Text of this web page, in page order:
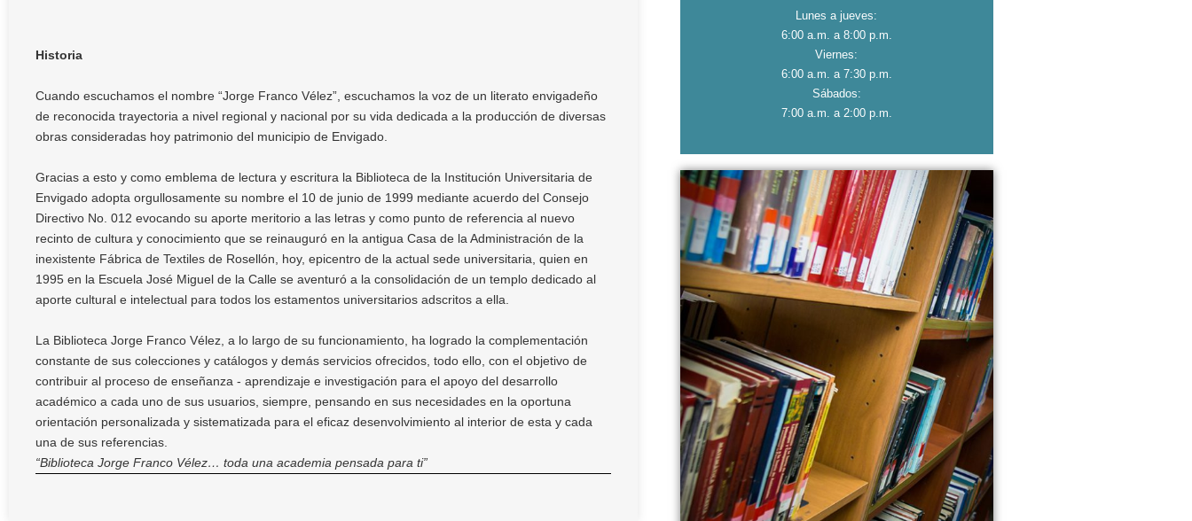
Historia
Cuando escuchamos el nombre “Jorge Franco Vélez”, escuchamos la voz de un literato envigadeño
de reconocida trayectoria a nivel regional y nacional por su vida dedicada a la producción de diversas
obras consideradas hoy patrimonio del municipio de Envigado.
Gracias a esto y como emblema de lectura y escritura la Biblioteca de la Institución Universitaria de
Envigado adopta orgullosamente su nombre el 10 de junio de 1999 mediante acuerdo del Consejo
Directivo No. 012 evocando su aporte meritorio a las letras y como punto de referencia al nuevo
recinto de cultura y conocimiento que se reinauguró en la antigua Casa de la Administración de la
inexistente Fábrica de Textiles de Rosellón, hoy, epicentro de la actual sede universitaria, quien en
1995 en la Escuela José Miguel de la Calle se aventuró a la consolidación de un templo dedicado al
aporte cultural e intelectual para todos los estamentos universitarios adscritos a ella.
La Biblioteca Jorge Franco Vélez, a lo largo de su funcionamiento, ha logrado la complementación
constante de sus colecciones y catálogos y demás servicios ofrecidos, todo ello, con el objetivo de
contribuir al proceso de enseñanza - aprendizaje e investigación para el apoyo del desarrollo
académico a cada uno de sus usuarios, siempre, pensando en sus necesidades en la oportuna
orientación personalizada y sistematizada para el eficaz desenvolvimiento al interior de esta y cada
una de sus referencias.
“Biblioteca Jorge Franco Vélez… toda una academia pensada para ti”
Lunes a jueves:
6:00 a.m. a 8:00 p.m.
Viernes:
6:00 a.m. a 7:30 p.m.
Sábados:
7:00 a.m. a 2:00 p.m.